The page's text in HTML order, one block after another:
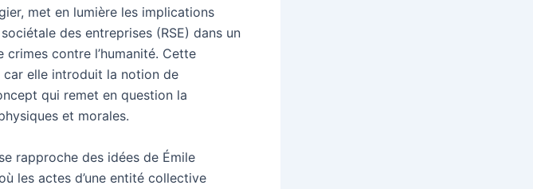
met en lumière les implications
des entreprises (RSE) dans un
contre l’humanité. Cette
elle introduit la notion de
qui remet en question la
et morales.
rapproche des idées de Émile
les actes d’une entité collective